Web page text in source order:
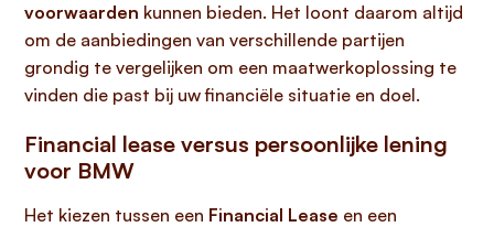
voorwaarden kunnen bieden. Het loont daarom altijd
om de aanbiedingen van verschillende partijen
grondig te vergelijken om een maatwerkoplossing te
vinden die past bij uw financiële situatie en doel.
Financial lease versus persoonlijke lening
voor BMW
Het kiezen tussen een Financial Lease en een